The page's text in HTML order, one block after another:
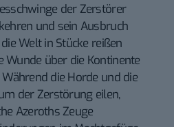
der Zerstörer
und sein Ausbruch
Welt in Stücke reißen
Wunde über die Kontinente
die Horde und die
der Zerstörung eilen,
Azeroths Zeuge